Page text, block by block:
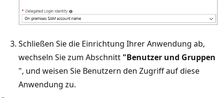
Schließen Sie die Einrichtung Ihrer Anwendung ab,
wechseln Sie zum Abschnitt "Benutzer und Gruppen
", und weisen Sie Benutzern den Zugriff auf diese
Anwendung zu.